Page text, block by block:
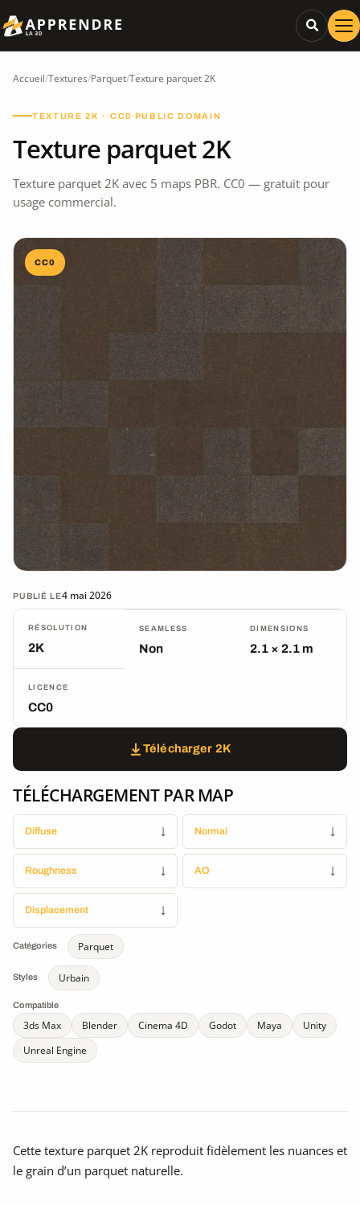
Accueil/Textures/Parquet/Texture parquet 2K
TEXTURE 2K · CC0 PUBLIC DOMAIN
Texture parquet 2K
Texture parquet 2K avec 5 maps PBR. CC0 — gratuit pour
usage commercial.
CC0
PUBLIÉ LE4 mai 2026
RÉSOLUTION
2K
SEAMLESS
Non
DIMENSIONS
2.1 × 2.1 m
LICENCE
CC0
Télécharger 2K
TÉLÉCHARGEMENT PAR MAP
Diffuse ↓ Normal ↓
Roughness ↓ AO ↓
Displacement ↓
Catégories Parquet
Styles Urbain
Compatible
3ds Max Blender Cinema 4D Godot Maya
Unity
Unreal Engine
Cette texture parquet 2K reproduit fidèlement les nuances et
le grain d’un parquet naturelle.